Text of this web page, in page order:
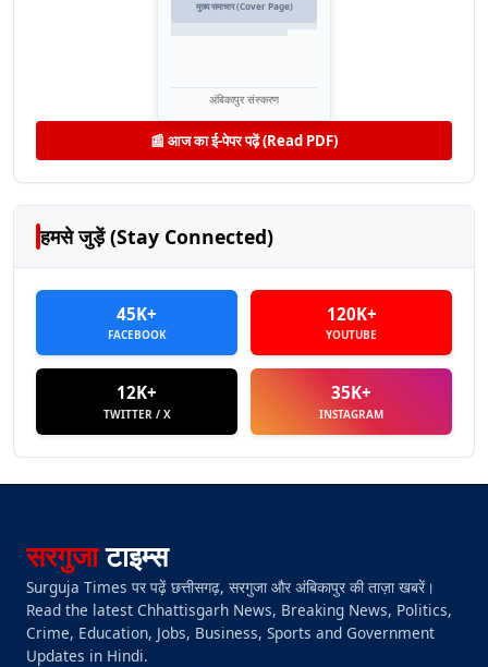
मुख्य समाचार (Cover Page)
अंबिकापुर संस्करण
📰 आज का ई-पेपर पढ़ें (Read PDF)
हमसे जुड़ें (Stay Connected)
45K+
FACEBOOK
120K+
YOUTUBE
12K+
TWITTER / X
35K+
INSTAGRAM
सरगुजाटाइम्स
Surguja Times पर पढ़ें छत्तीसगढ़, सरगुजा और अंबिकापुर की ताज़ा खबरें।
Read the latest Chhattisgarh News, Breaking News, Politics,
Crime, Education, Jobs, Business, Sports and Government
Updates in Hindi.